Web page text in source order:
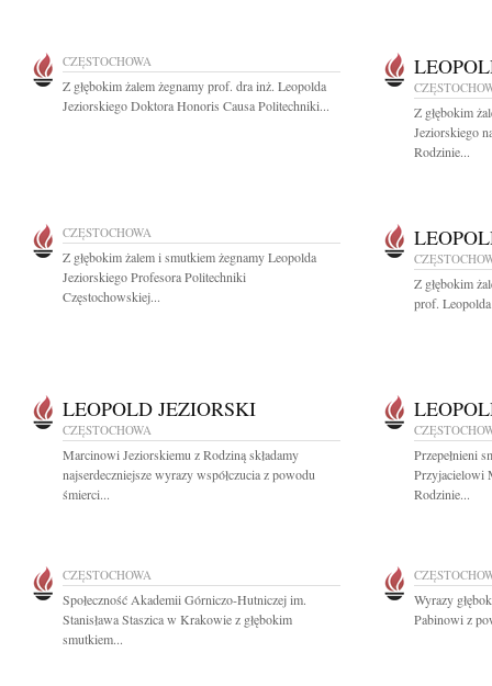
CZĘSTOCHOWA
Z głębokim żalem żegnamy prof. dra inż. Leopolda
Jeziorskiego Doktora Honoris Causa Politechniki...
Z głębokim
Jeziorskiego
Rodzinie...
CZĘSTOCHOWA
Z głębokim żalem i smutkiem żegnamy Leopolda
Jeziorskiego Profesora Politechniki
Częstochowskiej...
Z głębokim
prof.
LEOPOLD JEZIORSKI
CZĘSTOCHOWA
Marcinowi Jeziorskiemu z Rodziną składamy
najserdeczniejsze wyrazy współczucia z powodu
śmierci...
Przepełnieni
Przyjacielowi
Rodzinie...
CZĘSTOCHOWA
Społeczność Akademii Górniczo-Hutniczej im.
Stanisława Staszica w Krakowie z głębokim
smutkiem...
Wyrazy
Pabinowi z